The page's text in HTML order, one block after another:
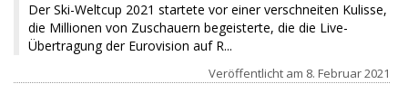
Der Ski-Weltcup 2021 startete vor einer verschneiten Kulisse,
die Millionen von Zuschauern begeisterte, die die Live-
Übertragung der Eurovision auf R...
Veröffentlicht am 8. Februar 2021